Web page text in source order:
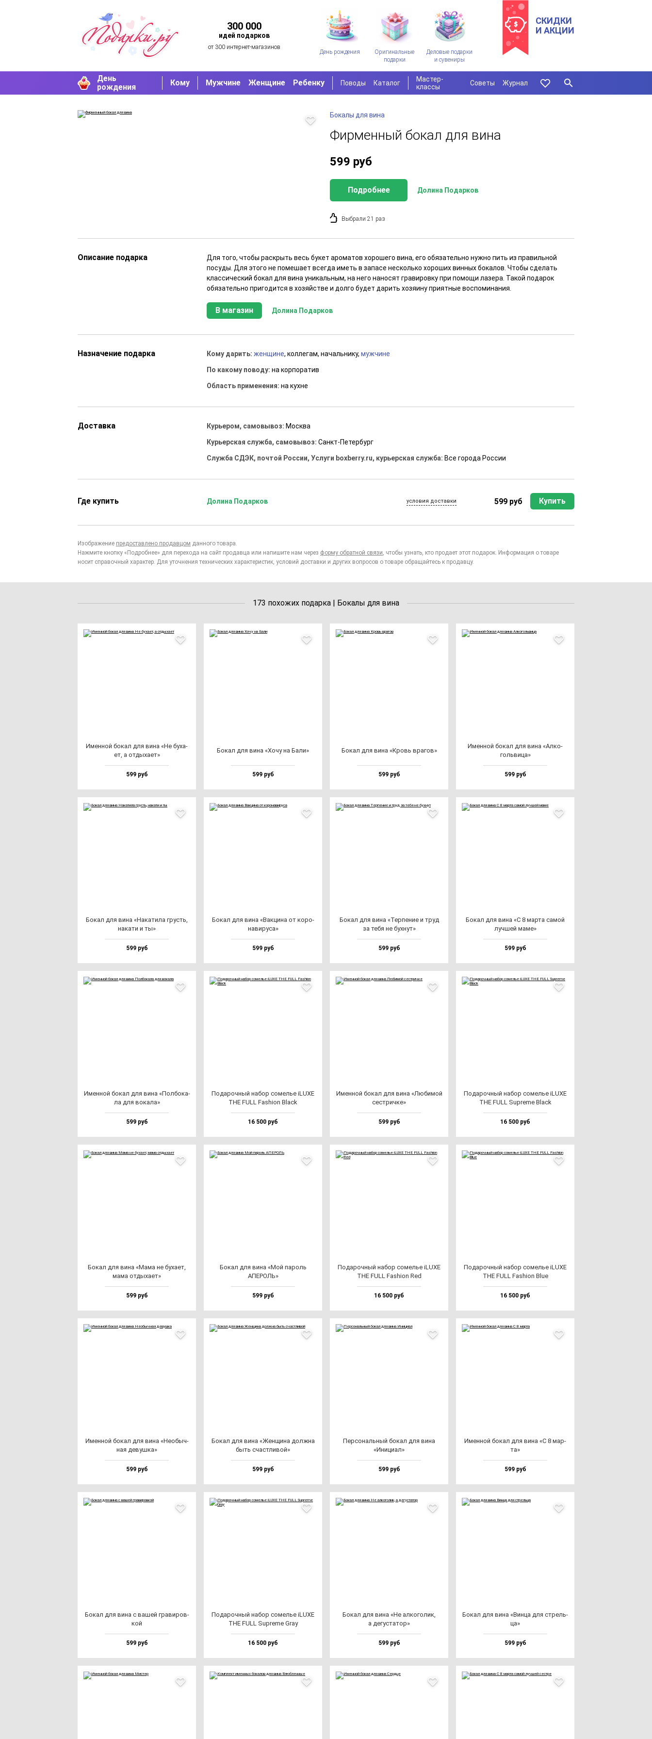
300 000
идей подарков
от 300 интернет-магазинов
День рождения
Оригинальные
подарки
Деловые подарки
и сувениры
СКИДКИ
И АКЦИИ
День
рождения
Кому Мужчине Женщине Ребенку Поводы Каталог
Мастер-
классы
Советы Журнал
Бокалы для вина
Фирменный бокал для вина
599 руб
Подробнее Долина Подарков
Выбрали 21 раз
Описание подарка
Для того, чтобы раскрыть весь букет ароматов хорошего вина, его обязательно нужно пить из правильной
посуды. Для этого не помешает всегда иметь в запасе несколько хороших винных бокалов. Чтобы сделать
классический бокал для вина уникальным, на него наносят гравировку при помощи лазера. Такой подарок
обязательно пригодится в хозяйстве и долго будет дарить хозяину приятные воспоминания.
В магазин Долина Подарков
Назначение подарка Кому дарить:женщине, коллегам, начальнику,мужчине
По какому поводу:на корпоратив
Область применения:на кухне
Доставка Курьером, самовывоз: Москва
Курьерская служба, самовывоз:Санкт-Петербург
Служба СДЭК, почтой России, Услуги boxberry.ru, курьерская служба: Все города России
Где купить Долина Подарков условия доставки 599 руб Купить
Изображение предоставлено продавцом данного товара.
Нажмите кнопку «Подробнее» для перехода на сайт продавца или напишите нам через форму обратной связи, чтобы узнать, кто продает этот подарок. Информация о товаре
носит справочный характер. Для уточнения технических характеристик, условий доставки и других вопросов о товаре обращайтесь к продавцу.
173 похожих подарка | Бокалы для вина
Имен­ной бо­кал для ви­на «Не бу­ха­
ет, а от­ды­ха­ет»
599 руб
Бокал для ви­на «Хочу на Бали»
599 руб
Бокал для ви­на «Кровь вра­гов»
599 руб
Имен­ной бо­кал для ви­на «Алко­
голь­ви­ца»
599 руб
Бокал для ви­на «Нака­ти­ла грусть,
на­ка­ти и ты»
599 руб
Бокал для ви­на «Вак­ци­на от ко­ро­
на­ви­ру­са»
599 руб
Бокал для ви­на «Тер­пе­ние и труд
за те­бя не бух­нут»
599 руб
Бокал для ви­на «С 8 мар­та са­мой
луч­шей ма­ме»
599 руб
Имен­ной бо­кал для ви­на «Пол­бо­ка­
ла для во­ка­ла»
599 руб
Пода­роч­ный на­бор со­мелье iLUXE
THE FULL Fas­hi­on Black
16 500 руб
Имен­ной бо­кал для ви­на «Люби­мой
сес­трич­ке»
599 руб
Пода­роч­ный на­бор со­мелье iLUXE
THE FULL Sup­re­me Black
16 500 руб
Бокал для ви­на «Мама не бу­ха­ет,
ма­ма от­ды­ха­ет»
599 руб
Бокал для ви­на «Мой па­роль
АПЕРОЛЬ»
599 руб
Пода­роч­ный на­бор со­мелье iLUXE
THE FULL Fas­hi­on Red
16 500 руб
Пода­роч­ный на­бор со­мелье iLUXE
THE FULL Fas­hi­on Blue
16 500 руб
Имен­ной бо­кал для ви­на «Необыч­
ная де­вуш­ка»
599 руб
Бокал для ви­на «Жен­щи­на дол­жна
быть счас­тли­вой»
599 руб
Пер­со­наль­ный бо­кал для ви­на
«Ини­ци­ал»
599 руб
Имен­ной бо­кал для ви­на «С 8 мар­
та»
599 руб
Бокал для ви­на с ва­шей гра­ви­ров­
кой
599 руб
Пода­роч­ный на­бор со­мелье iLUXE
THE FULL Sup­re­me Gray
16 500 руб
Бокал для ви­на «Не ал­ко­го­лик,
а де­гус­та­тор»
599 руб
Бокал для ви­на «Вин­ца для стрель­
ца»
599 руб